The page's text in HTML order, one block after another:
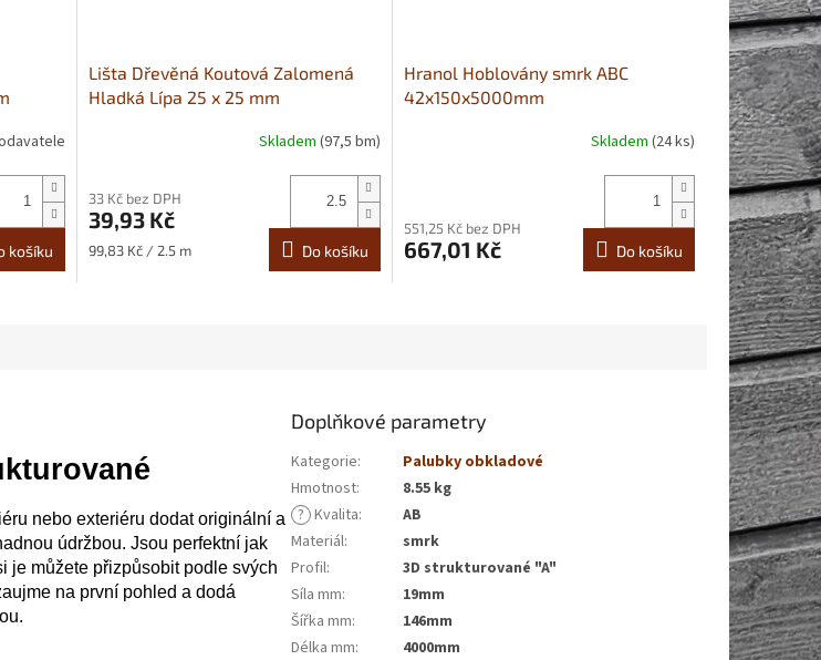
košíku
Lišta Dřevěná Koutová Zalomená
Hladká Lípa 25 x 25 mm
Skladem (97,5 bm)
33 Kč bez DPH
39,93 Kč
Měrná
99,83 Kč / 2.5 m Do košíku
Hranol Hoblovány smrk ABC
42x150x5000mm
Skladem (24 ks)
551,25 Kč bez DPH
667,01 Kč Do košíku
nebo exteriéru dodat originální a
údržbou. Jsou perfektní jak
je můžete přizpůsobit podle svých
na první pohled a dodá
Doplňkové parametry
Kategorie:
Palubky obkladové
Hmotnost:
8.55 kg
? Kvalita:
AB
Materiál:
smrk
Profil:
3D strukturované "A"
Síla mm:
19mm
Šířka mm:
146mm
Délka mm:
4000mm